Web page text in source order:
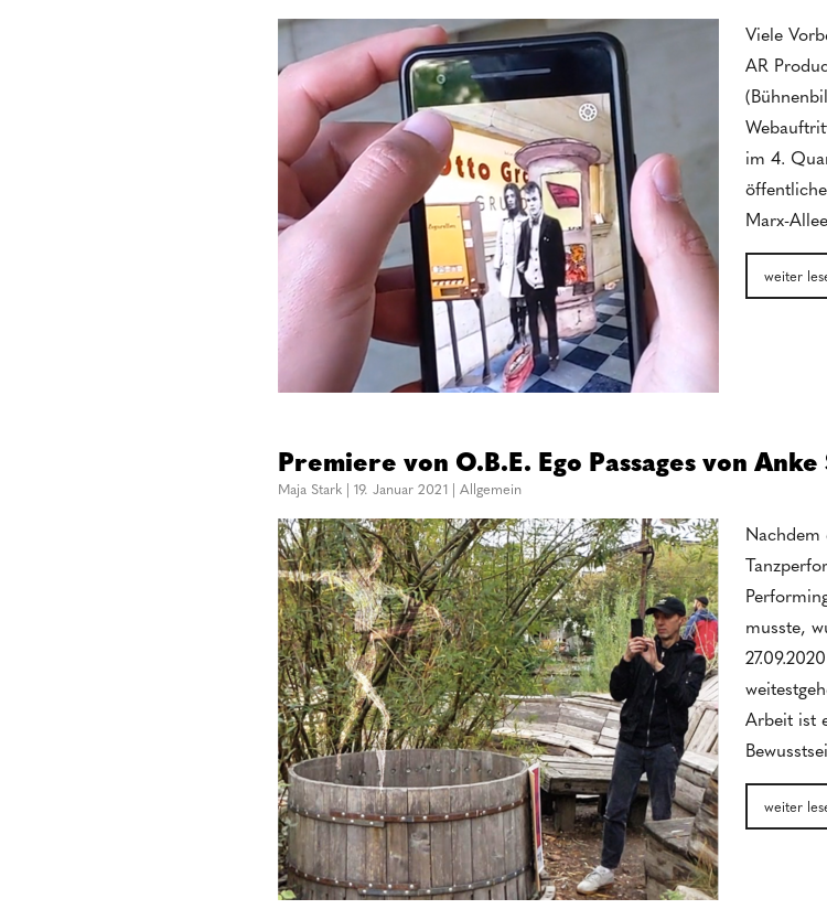
Viele
AR
im 4.
Marx-
weiter
Premiere von O.B.E. Ego Passages von
Maja Stark | 19. Januar 2021 | Allgemein
Nachdem
musste,
Arbeit ist
weiter